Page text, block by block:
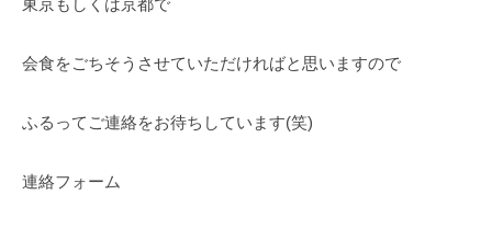
会食をごちそうさせていただければと思いますので
ふるってご連絡をお待ちしています(笑)
連絡フォーム